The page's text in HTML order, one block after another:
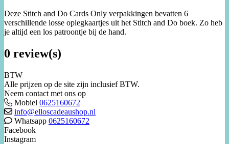
Deze Stitch and Do Cards Only verpakkingen bevatten 6
verschillende losse oplegkaartjes uit het Stitch and Do boek. Zo heb
je altijd een los patroontje bij de hand.
0 review(s)
BTW
Alle prijzen op de site zijn inclusief BTW.
Neem contact met ons op
Mobiel 0625160672
info@elloscadeaushop.nl
Whatsapp 0625160672
Facebook
Instagram